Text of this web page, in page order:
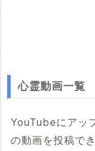
心霊動画一覧
YouTubeにアッ
の動画を投稿で